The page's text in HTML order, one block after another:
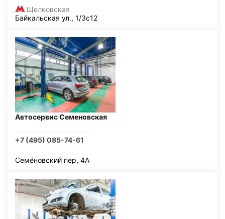
Щелковская
Байкальская ул., 1/3с12
Автосервис Семеновская
+7 (495) 085-74-61
Семёновский пер, 4А